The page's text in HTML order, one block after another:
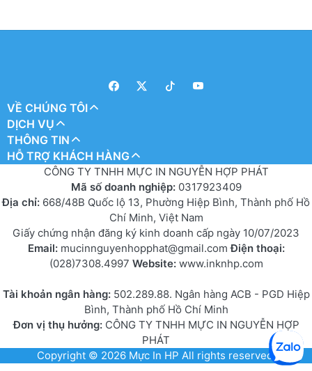
VỀ CHÚNG TÔI
DỊCH VỤ
THÔNG TIN
HỖ TRỢ KHÁCH HÀNG
CÔNG TY TNHH MỰC IN NGUYỄN HỢP PHÁT
Mã số doanh nghiệp: 0317923409
Địa chỉ: 668/48B Quốc lộ 13, Phường Hiệp Bình, Thành phố Hồ
Chí Minh, Việt Nam
Giấy chứng nhận đăng ký kinh doanh cấp ngày 10/07/2023
Email: mucinnguyenhopphat@gmail.comĐiện thoại:
(028)7308.4997 Website: www.inknhp.com
Tài khoản ngân hàng: 502.289.88. Ngân hàng ACB - PGD Hiệp
Bình, Thành phố Hồ Chí Minh
Đơn vị thụ hưởng:CÔNG TY TNHH MỰC IN NGUYỄN HỢP
PHÁT
Copyright © 2026 Mực In HP All rights reserved.